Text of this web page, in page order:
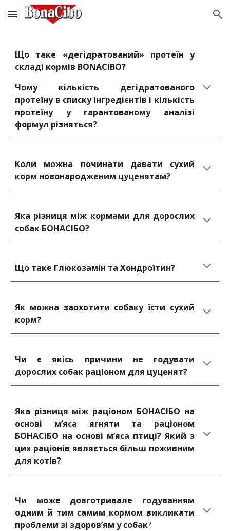
Skip to main content Skip to navigation
Що таке «дегідратований» протеїн у
складі кормів BONACIBO?
Чому кількість дегідратованого
протеїну в списку інгредієнтів і кількість
протеїну у гарантованому аналізі
формул різняться?
Коли можна починати давати сухий
корм новонародженим цуценятам?
Яка різниця між кормами для дорослих
собак БОНАСІБО?
Що таке Глюкозамін та Хондроїтин?
Як можна заохотити собаку їсти сухий
корм?
Чи є якісь причини не годувати
дорослих собак раціоном для цуценят?
Яка різниця між раціоном БОНАСІБО на
основі м’яса ягняти та раціоном
БОНАСІБО на основі м’яса птиці? Який з
цих раціонів являється більш поживним
для котів?
Чи може довготривале годуванням
одним й тим самим кормом викликати
проблеми зі здоров’ям у собак?